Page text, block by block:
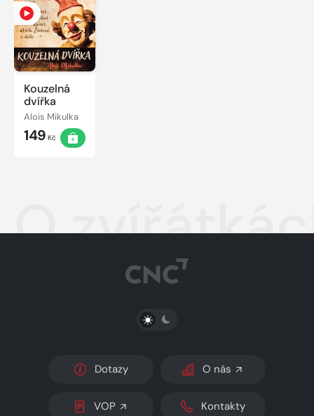
Kouzelná
dvířka
Alois Mikulka
149 Kč
O
PŘEPNOUT SVĚTLÝ/TMAVÝ REŽIM
Dotazy O nás
VOP Kontakty